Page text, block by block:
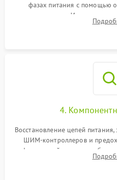
фазах питания с помощью
инициализации.
4.
Восстановление цепей
ШИМ-контроллеров и
инфракрасной станции
чипа и дефектной памяти